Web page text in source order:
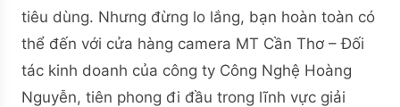
tiêu dùng. Nhưng đừng lo lắng, bạn hoàn toàn có
thể đến với cửa hàng camera MT Cần Thơ – Đối
tác kinh doanh của công ty Công Nghệ Hoàng
Nguyễn, tiên phong đi đầu trong lĩnh vực giải